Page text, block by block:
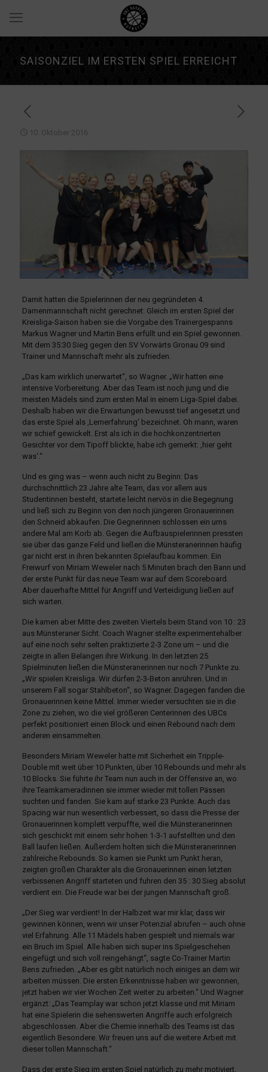
SAISONZIEL IM ERSTEN SPIEL ERREICHT
10. Oktober 2016
Damit hatten die Spielerinnen der neu gegründeten 4.
Damenmannschaft nicht gerechnet: Gleich im ersten Spiel der
Kreisliga-Saison haben sie die Vorgabe des Trainergespanns
Markus Wagner und Martin Bens erfüllt und ein Spiel gewonnen.
Mit dem 35:30 Sieg gegen den SV Vorwärts Gronau 09 sind
Trainer und Mannschaft mehr als zufrieden.
„Das kam wirklich unerwartet“, so Wagner. „Wir hatten eine
intensive Vorbereitung. Aber das Team ist noch jung und die
meisten Mädels sind zum ersten Mal in einem Liga-Spiel dabei.
Deshalb haben wir die Erwartungen bewusst tief angesetzt und
das erste Spiel als ‚Lernerfahrung‘ bezeichnet. Oh mann, waren
wir schief gewickelt. Erst als ich in die hochkonzentrierten
Gesichter vor dem Tipoff blickte, habe ich gemerkt: ‚hier geht
was‘.“
Und es ging was – wenn auch nicht zu Beginn: Das
durchschnittlich 23 Jahre alte Team, das vor allem aus
Studentinnen besteht, startete leicht nervös in die Begegnung
und ließ sich zu Beginn von den noch jüngeren Gronauerinnen
den Schneid abkaufen. Die Gegnerinnen schlossen ein ums
andere Mal am Korb ab. Gegen die Aufbauspielerinnen pressten
sie über das ganze Feld und ließen die Münsteranerinnen häufig
gar nicht erst in ihren bekannten Spielaufbau kommen. Ein
Freiwurf von Miriam Weweler nach 5 Minuten brach den Bann und
der erste Punkt für das neue Team war auf dem Scoreboard.
Aber dauerhafte Mittel für Angriff und Verteidigung ließen auf
sich warten.
Die kamen aber Mitte des zweiten Viertels beim Stand von 10 : 23
aus Münsteraner Sicht. Coach Wagner stellte experimentehalber
auf eine noch sehr selten praktizierte 2-3 Zone um – und die
zeigte in allen Belangen ihre Wirkung. In den letzten 25
Spielminuten ließen die Münsteranerinnen nur noch 7 Punkte zu.
„Wir spielen Kreisliga. Wir dürfen 2-3-Beton anrühren. Und in
unserem Fall sogar Stahlbeton“, so Wagner. Dagegen fanden die
Gronauerinnen keine Mittel. Immer wieder versuchten sie in die
Zone zu ziehen, wo die viel größeren Centerinnen des UBCs
perfekt positioniert einen Block und einen Rebound nach dem
anderen einsammelten.
Besonders Miriam Weweler hatte mit Sicherheit ein Tripple-
Double mit weit über 10 Punkten, über 10 Rebounds und mehr als
10 Blocks. Sie führte ihr Team nun auch in der Offensive an, wo
ihre Teamkameradinnen sie immer wieder mit tollen Pässen
suchten und fanden. Sie kam auf starke 23 Punkte. Auch das
Spacing war nun wesentlich verbessert, so dass die Presse der
Gronauerinnen komplett verpuffte, weil die Münsteranerinnen
sich geschickt mit einem sehr hohen 1-3-1 aufstellten und den
Ball laufen ließen. Außerdem holten sich die Münsteranerinnen
zahlreiche Rebounds. So kamen sie Punkt um Punkt heran,
zeigten großen Charakter als die Gronauerinnen einen letzten
verbissenen Angriff starteten und fuhren den 35 : 30 Sieg absolut
verdient ein. Die Freude war bei der jungen Mannschaft groß.
„Der Sieg war verdient! In der Halbzeit war mir klar, dass wir
gewinnen können, wenn wir unser Potenzial abrufen – auch ohne
viel Erfahrung. Alle 11 Mädels haben gespielt und niemals war
ein Bruch im Spiel. Alle haben sich super ins Spielgeschehen
eingefügt und sich voll reingehängt“, sagte Co-Trainer Martin
Bens zufrieden. „Aber es gibt natürlich noch einiges an dem wir
arbeiten müssen. Die ersten Erkenntnisse haben wir gewonnen,
jetzt haben wir vier Wochen Zeit weiter zu arbeiten.“ Und Wagner
ergänzt: „Das Teamplay war schon jetzt klasse und mit Miriam
hat eine Spielerin die sehenswerten Angriffe auch erfolgreich
abgeschlossen. Aber die Chemie innerhalb des Teams ist das
eigentlich Besondere. Wir freuen uns auf die weitere Arbeit mit
dieser tollen Mannschaft.“
Dass der erste Sieg im ersten Spiel natürlich zu mehr motiviert,